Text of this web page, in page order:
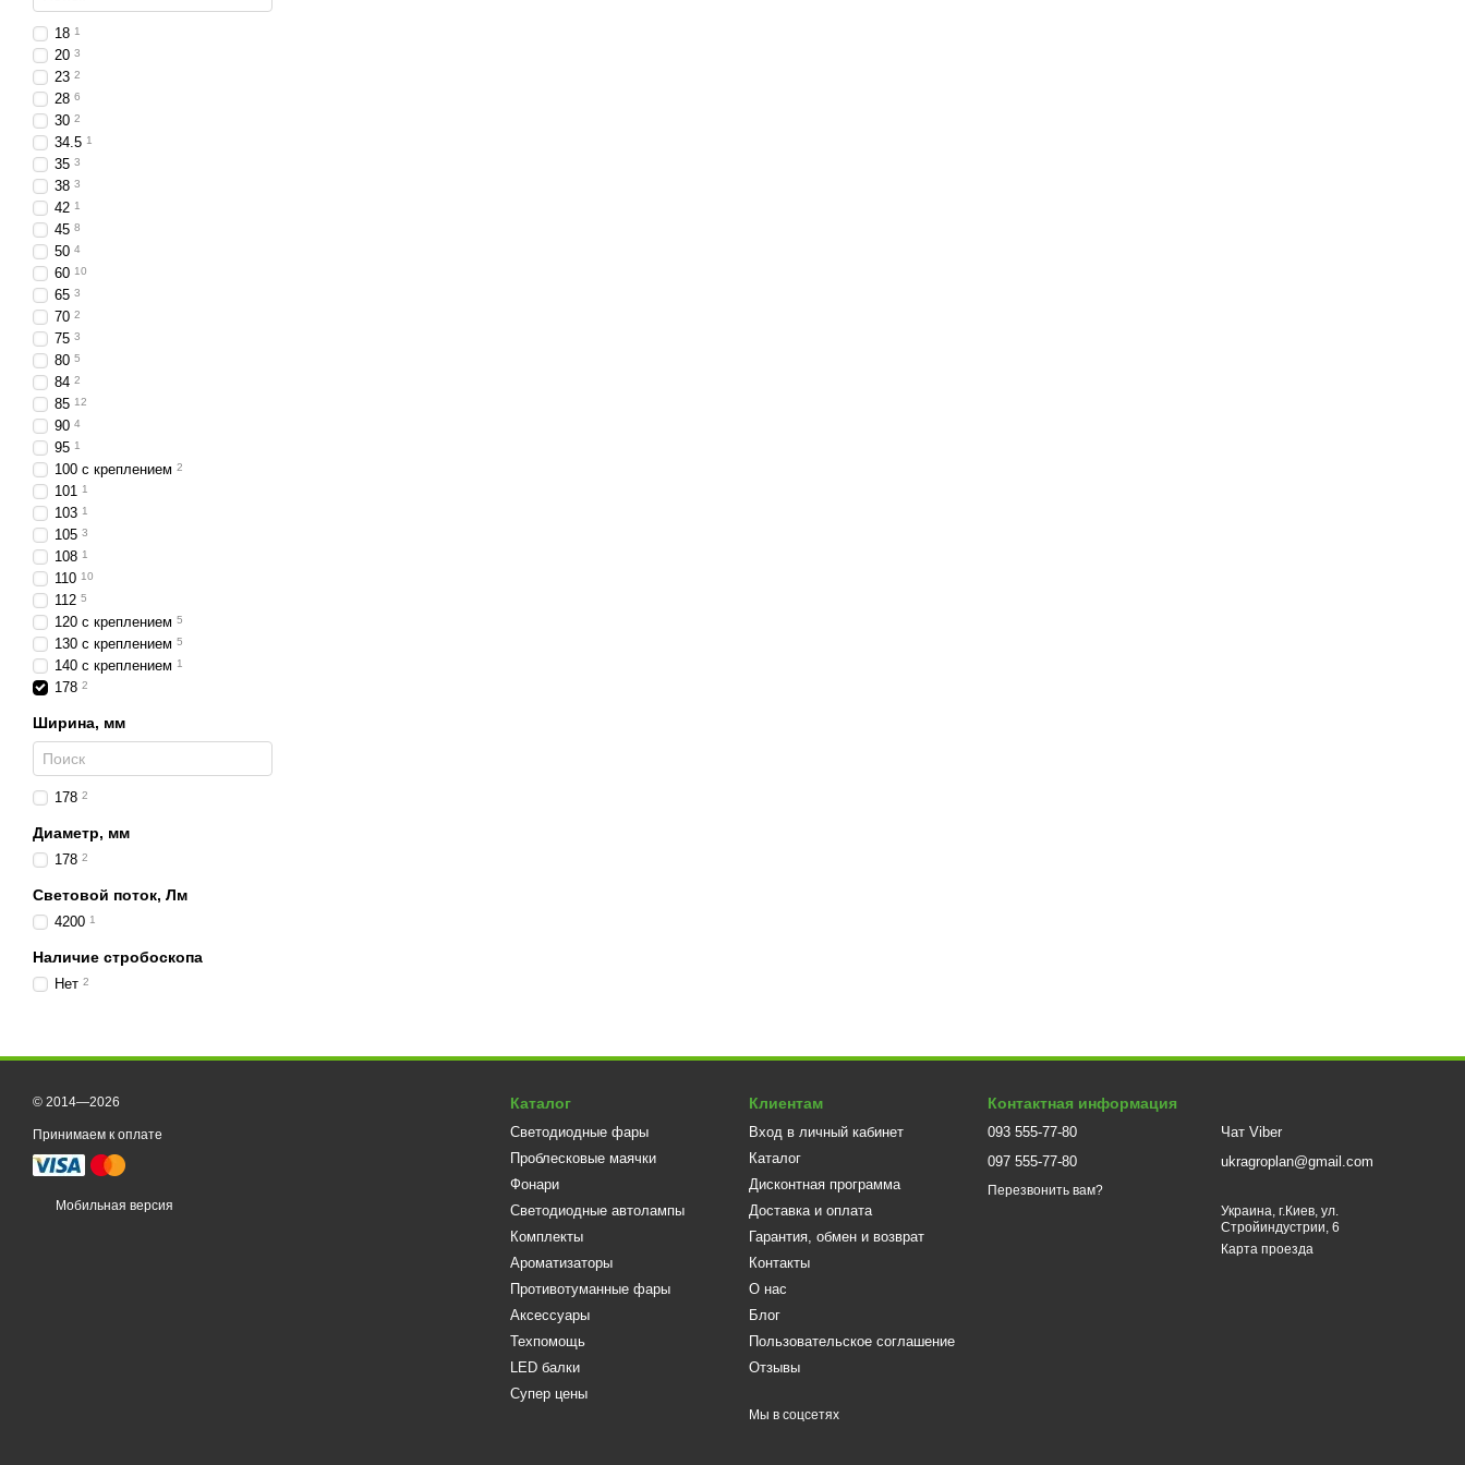
18 1
20 3
23 2
28 6
30 2
34.5 1
35 3
38 3
42 1
45 8
50 4
60 10
65 3
70 2
75 3
80 5
84 2
85 12
90 4
95 1
100 с креплением 2
101 1
103 1
105 3
108 1
110 10
112 5
120 с креплением 5
130 с креплением 5
140 с креплением 1
178 2
Ширина, мм
178 2
Диаметр, мм
178 2
Световой поток, Лм
4200 1
Наличие стробоскопа
Нет 2
© 2014—2026
Принимаем к оплате
Мобильная версия
Каталог
Светодиодные фары
Проблесковые маячки
Фонари
Светодиодные автолампы
Комплекты
Ароматизаторы
Противотуманные фары
Аксессуары
Техпомощь
LED балки
Супер цены
Клиентам
Вход в личный кабинет
Каталог
Дисконтная программа
Доставка и оплата
Гарантия, обмен и возврат
Контакты
О нас
Блог
Пользовательское соглашение
Отзывы
Мы в соцсетях
Контактная информация
093 555-77-80
097 555-77-80
Перезвонить вам?
Чат Viber
ukragroplan@gmail.com
Украина, г.Киев, ул.
Стройиндустрии, 6
Карта проезда